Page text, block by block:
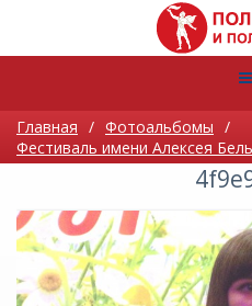
Главная / Фотоальбомы /
Фестиваль имени Алексея